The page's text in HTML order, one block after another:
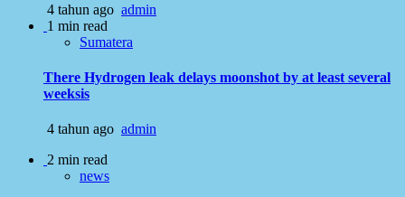
4 tahun ago admin
1 min read
Sumatera
There Hydrogen leak delays moonshot by at least several
weeksis
4 tahun ago admin
2 min read
news